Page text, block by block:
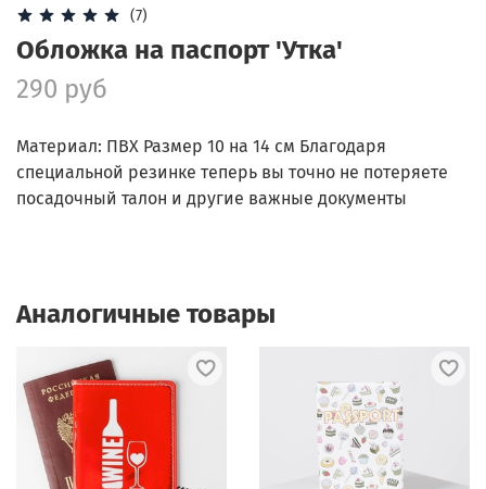
(7)
Обложка на паспорт 'Утка'
290 руб
Материал: ПВХ Размер 10 на 14 см Благодаря
специальной резинке теперь вы точно не потеряете
посадочный талон и другие важные документы
Аналогичные товары